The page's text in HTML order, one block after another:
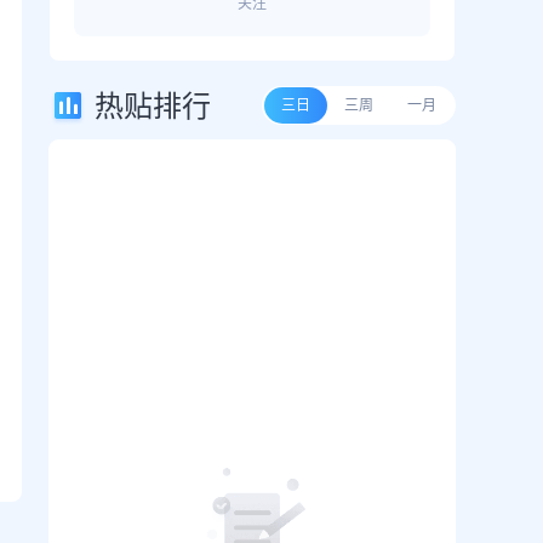
热贴排行 三日 三周 一月